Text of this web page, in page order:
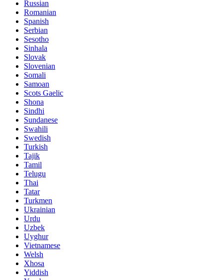
Russian
Romanian
Spanish
Serbian
Sesotho
Sinhala
Slovak
Slovenian
Somali
Samoan
Scots Gaelic
Shona
Sindhi
Sundanese
Swahili
Swedish
Turkish
Tajik
Tamil
Telugu
Thai
Tatar
Turkmen
Ukrainian
Urdu
Uzbek
Uyghur
Vietnamese
Welsh
Xhosa
Yiddish